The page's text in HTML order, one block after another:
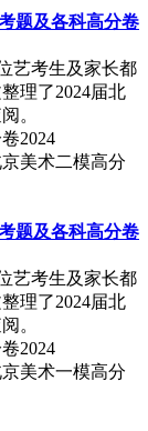
题及各科高分卷
艺考生及家长都
理了2024届北
。
美术二模高分
题及各科高分卷
艺考生及家长都
理了2024届北
。
美术一模高分